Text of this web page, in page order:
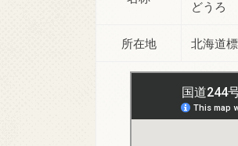
どうろ
所在地 北海道